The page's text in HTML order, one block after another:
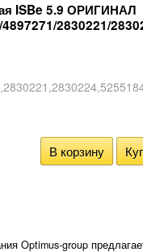
ISBe 5.9 ОРИГИНАЛ
2830221/
В корзину
Optimus-group